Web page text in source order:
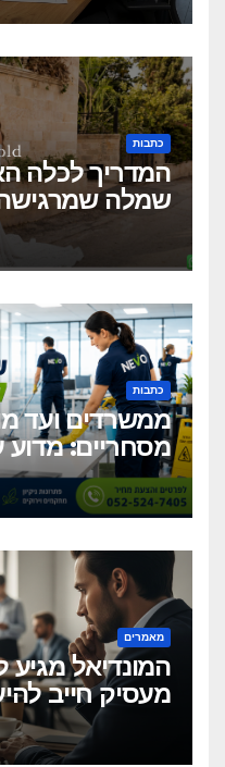
כתבות
המדריך לכלה
שמלה שמרגישה
ונראית מושלם
כתבות
ממשרדים ועד
מסחריים:
כיום שירותי
וגמישים?
מאמרים
המונדיאל
מעסיק חייב
הקרובים